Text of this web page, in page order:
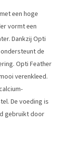
een hoge
vormt een
Dankzij Opti
de
Opti Feather
verenkleed.
De voeding is
gebruikt door